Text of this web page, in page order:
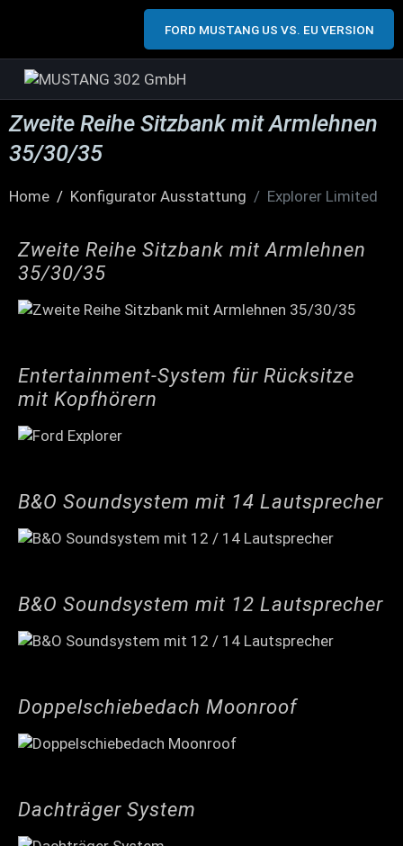
FORD MUSTANG US VS. EU VERSION
Zweite Reihe Sitzbank mit Armlehnen
35/30/35
Home Konfigurator Ausstattung Explorer Limited
Zweite Reihe Sitzbank mit Armlehnen
35/30/35
Entertainment-System für Rücksitze
mit Kopfhörern
B&O Soundsystem mit 14 Lautsprecher
B&O Soundsystem mit 12 Lautsprecher
Doppelschiebedach Moonroof
Dachträger System